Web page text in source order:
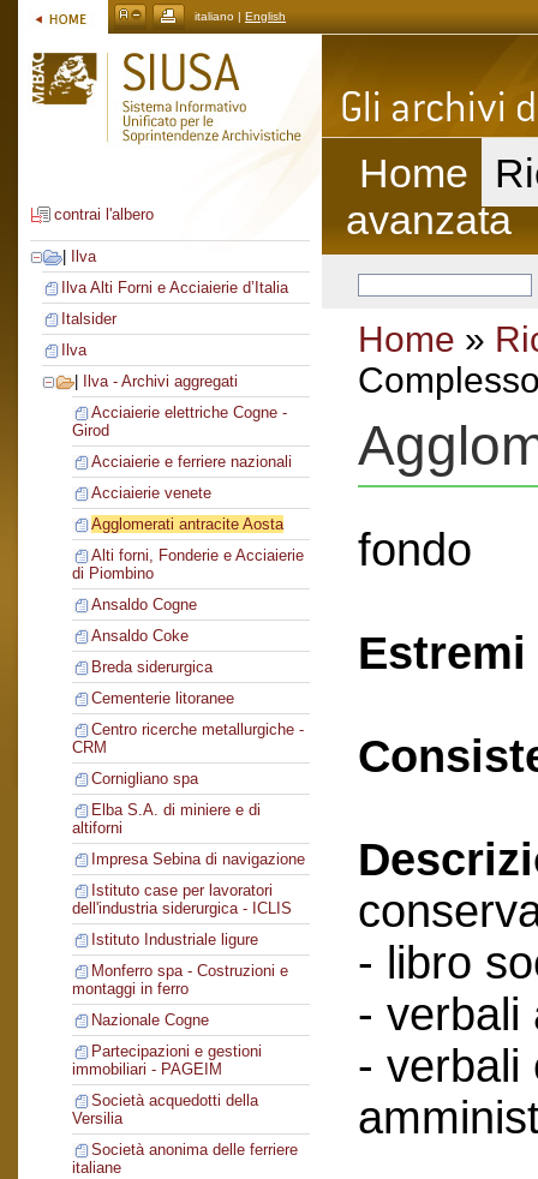
italiano | English
contrai l'albero
Ilva
Ilva Alti Forni e Acciaierie d’Italia
Italsider
Ilva
Ilva - Archivi aggregati
Acciaierie elettriche Cogne -
Girod
Acciaierie e ferriere nazionali
Acciaierie venete
Agglomerati antracite Aosta
Alti forni, Fonderie e Acciaierie
di Piombino
Ansaldo Cogne
Ansaldo Coke
Breda siderurgica
Cementerie litoranee
Centro ricerche metallurgiche -
CRM
Cornigliano spa
Elba S.A. di miniere e di
altiforni
Impresa Sebina di navigazione
Istituto case per lavoratori
dell'industria siderurgica - ICLIS
Istituto Industriale ligure
Monferro spa - Costruzioni e
montaggi in ferro
Nazionale Cogne
Partecipazioni e gestioni
immobiliari - PAGEIM
Società acquedotti della
Versilia
Società anonima delle ferriere
italiane
Home
avanzata
Home »
fondo
- libro
- verbali
- verbali